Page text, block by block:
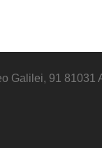
Galilei, 91 81031